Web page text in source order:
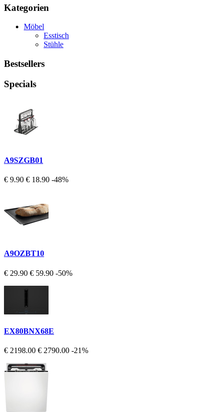
Kategorien
Möbel
Esstisch
Stühle
Bestsellers
Specials
A9SZGB01
€ 9.90 € 18.90 -48%
A9OZBT10
€ 29.90 € 59.90 -50%
EX80BNX68E
€ 2198.00 € 2790.00 -21%